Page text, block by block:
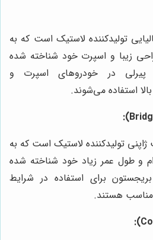
تولیدکننده لاستیک است که به
زیبا و اسپرت خود شناخته شده
در خودروهای اسپرت و
استفاده می‌شوند.
تولیدکننده لاستیک است که به
و طول عمر زیاد خود شناخته شده
برای استفاده در شرایط
هستند.